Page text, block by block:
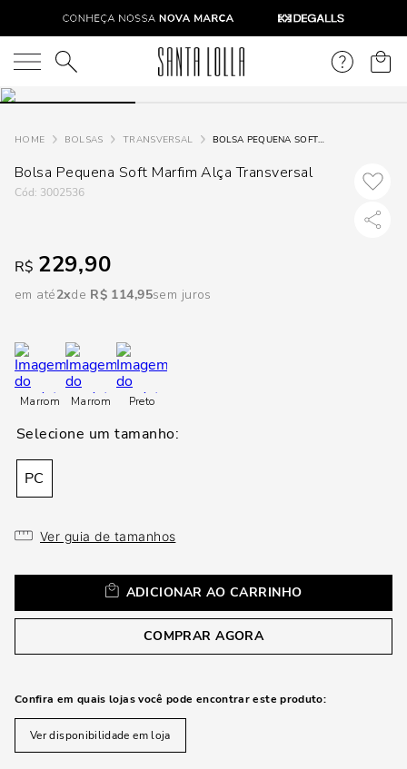
O que você está procurando?
BOLSAS TRANSVERSAL BOLSA PEQUENA SOFT MARFIM ALÇA TRANSVERSAL
Bolsa Pequena Soft Marfim Alça Transversal
: 3002536
R$ 229,90
em até2 R$ 114,95sem juros
Marrom Marrom Preto
PC
Ver guia de tamanhos
ADICIONAR AO CARRINHO
COMPRAR AGORA
Confira em quais lojas você pode encontrar este produto:
Ver disponibilidade em loja